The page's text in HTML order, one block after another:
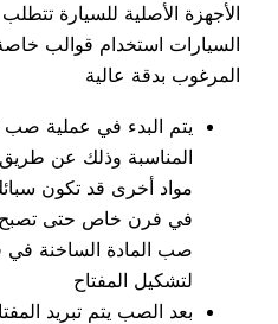
الأجهزة الأصلية للسيارة
السيارات استخدام قوالب
المرغوب بدقة عالية
يتم البدء في عملية صب
المناسبة وذلك عن
مواد أخرى قد تكون
في فرن خاص حتى تصبح
صب المادة الساخنة
لتشكيل المفتاح
بعد الصب يتم تبريد